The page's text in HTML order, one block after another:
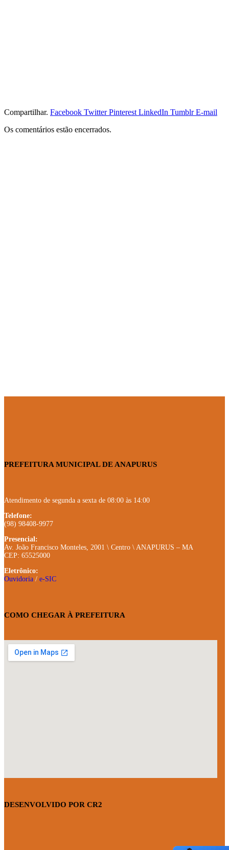
Compartilhar. Facebook Twitter Pinterest LinkedIn Tumblr E-mail
Os comentários estão encerrados.
PREFEITURA MUNICIPAL DE ANAPURUS
Atendimento de segunda a sexta de 08:00 às 14:00
Telefone:
(98) 98408-9977
Presencial:
Av. João Francisco Monteles, 2001 \ Centro \ ANAPURUS – MA
CEP: 65525000
Eletrônico:
Ouvidoria / e-SIC
COMO CHEGAR À PREFEITURA
DESENVOLVIDO POR CR2